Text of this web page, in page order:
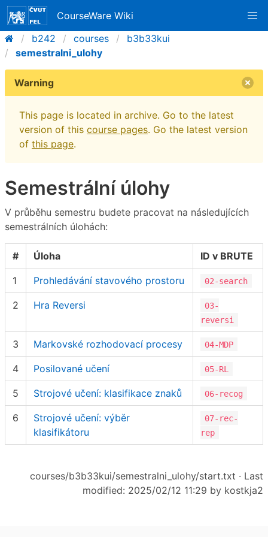
CourseWare Wiki
b242
courses
b3b33kui
semestralni_ulohy
Warning
This page is located in archive. Go to the latest
version of this course pages. Go the latest version
of this page.
Semestrální úlohy
V průběhu semestru budete pracovat na následujících
semestrálních úlohách:
# Úloha ID v BRUTE
1 Prohledávání stavového prostoru 02-search
2 Hra Reversi
03-
reversi
3 Markovské rozhodovací procesy 04-MDP
4 Posilované učení 05-RL
5 Strojové učení: klasifikace znaků 06-recog
6
Strojové učení: výběr
klasifikátoru
07-rec-
rep
courses/b3b33kui/semestralni_ulohy/start.txt · Last
modified: 2025/02/12 11:29 by kostkja2